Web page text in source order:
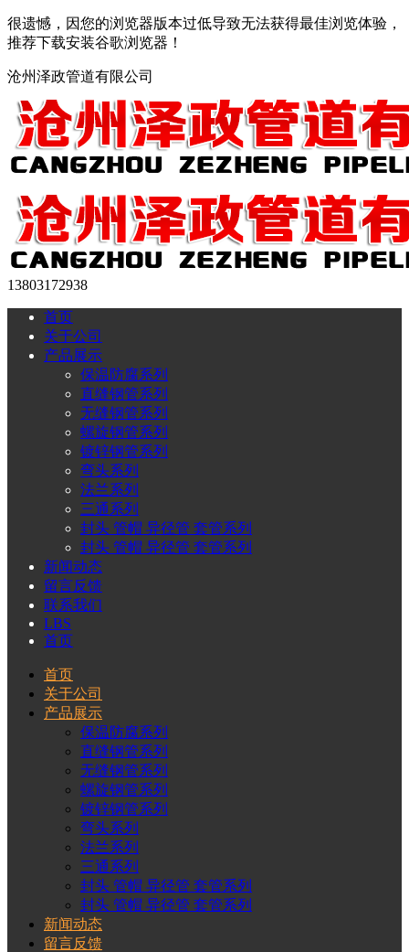
很遗憾，因您的浏览器版本过低导致无法获得最佳浏览体验，
推荐下载安装谷歌浏览器！
沧州泽政管道有限公司
13803172938
首页
关于公司
产品展示
保温防腐系列
直缝钢管系列
无缝钢管系列
螺旋钢管系列
镀锌钢管系列
弯头系列
法兰系列
三通系列
封头 管帽 异径管 套管系列
封头 管帽 异径管 套管系列
新闻动态
留言反馈
联系我们
LBS
首页
首页
关于公司
产品展示
保温防腐系列
直缝钢管系列
无缝钢管系列
螺旋钢管系列
镀锌钢管系列
弯头系列
法兰系列
三通系列
封头 管帽 异径管 套管系列
封头 管帽 异径管 套管系列
新闻动态
留言反馈